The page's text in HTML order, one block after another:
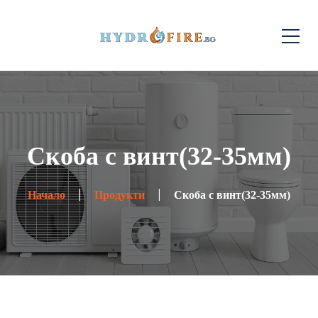
Скоба с винт(32-35мм)
Начало Продукти Скоба с винт(32-35мм)